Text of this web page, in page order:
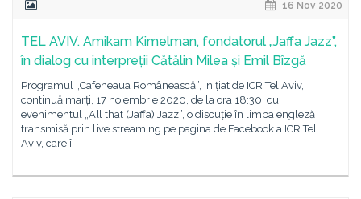
16 Nov 2020
TEL AVIV. Amikam Kimelman, fondatorul „Jaffa Jazz”,
în dialog cu interpreții Cătălin Milea și Emil Bîzgă
Programul „Cafeneaua Românească”, inițiat de ICR Tel Aviv,
continuă marți, 17 noiembrie 2020, de la ora 18:30, cu
evenimentul „All that (Jaffa) Jazz”, o discuție în limba engleză
transmisă prin live streaming pe pagina de Facebook a ICR Tel
Aviv, care îi